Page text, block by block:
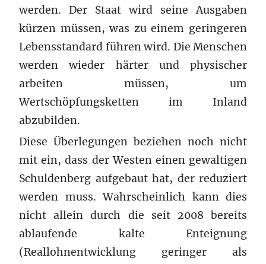
werden. Der Staat wird seine Ausgaben
kürzen müssen, was zu einem geringeren
Lebensstandard führen wird. Die Menschen
werden wieder härter und physischer
arbeiten müssen, um
Wertschöpfungsketten im Inland
abzubilden.
Diese Überlegungen beziehen noch nicht
mit ein, dass der Westen einen gewaltigen
Schuldenberg aufgebaut hat, der reduziert
werden muss. Wahrscheinlich kann dies
nicht allein durch die seit 2008 bereits
ablaufende kalte Enteignung
(Reallohnentwicklung geringer als